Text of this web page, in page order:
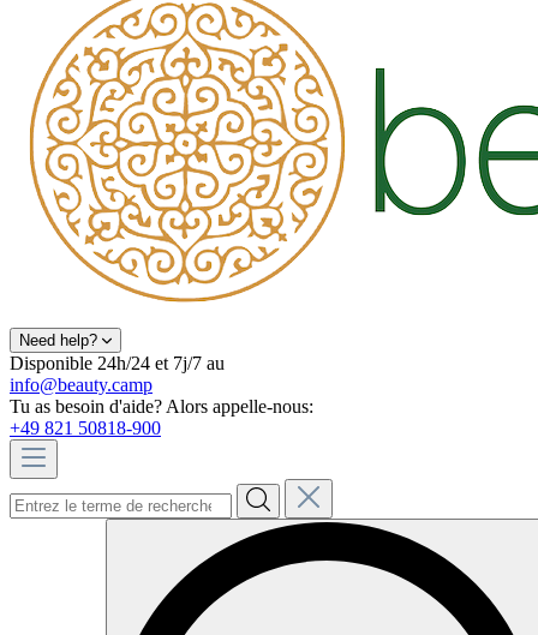
Need help?
Disponible 24h/24 et 7j/7 au
info@beauty.camp
Tu as besoin d'aide? Alors appelle-nous:
+49 821 50818-900